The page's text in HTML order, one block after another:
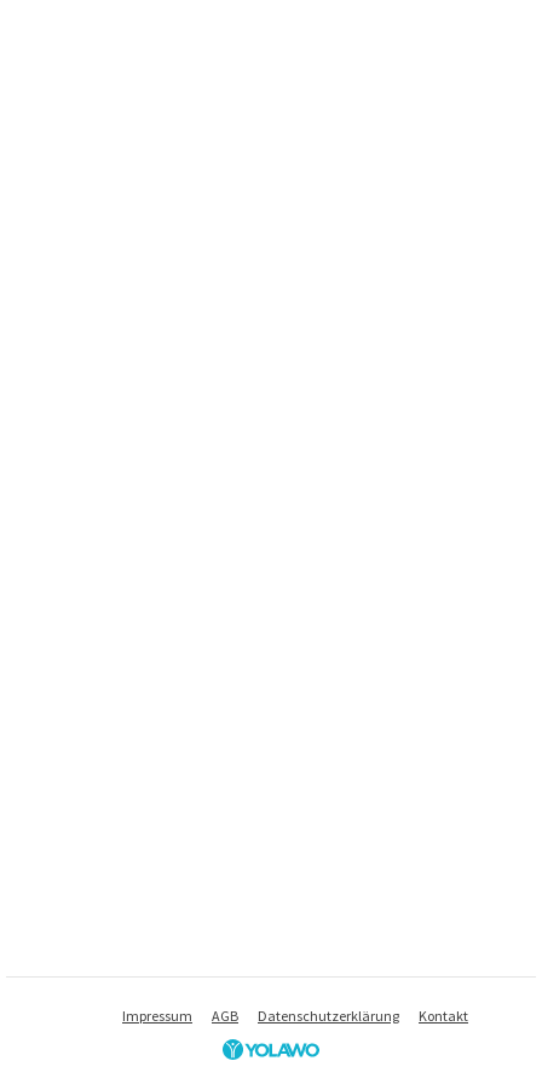
Impressum AGB Datenschutzerklärung Kontakt